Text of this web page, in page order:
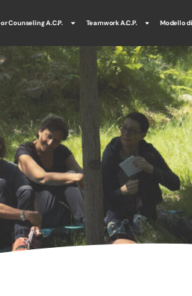
Counseling A.C.P. Teamwork A.C.P. Modello